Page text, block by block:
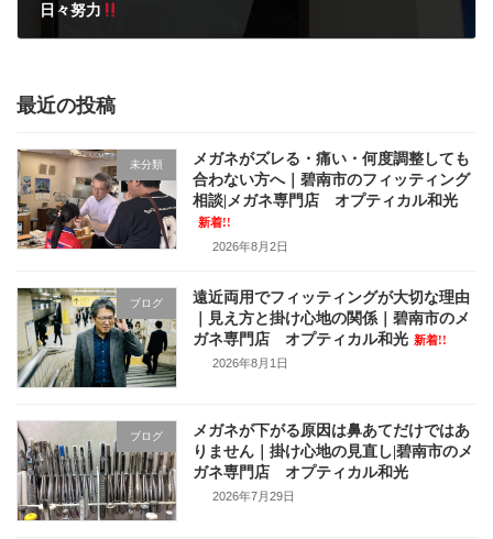
日々努力
最近の投稿
未分類
メガネがズレる・痛い・何度調整しても
合わない方へ｜碧南市のフィッティング
相談|メガネ専門店 オプティカル和光
新着!!
2026年8月2日
ブログ
遠近両用でフィッティングが大切な理由
｜見え方と掛け心地の関係｜碧南市のメ
ガネ専門店 オプティカル和光 新着!!
2026年8月1日
ブログ
メガネが下がる原因は鼻あてだけではあ
りません｜掛け心地の見直し|碧南市のメ
ガネ専門店 オプティカル和光
2026年7月29日